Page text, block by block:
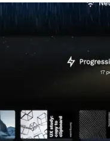
下にあるより多くのプ
た。